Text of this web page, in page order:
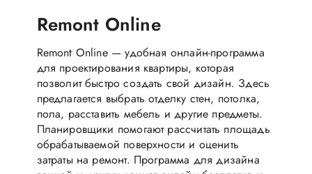
Remont Online
Remont Online — удобная онлайн-программа
для проектирования квартиры, которая
позволит быстро создать свой дизайн. Здесь
предлагается выбрать отделку стен, потолка,
пола, расставить мебель и другие предметы.
Планировщики помогают рассчитать площадь
обрабатываемой поверхности и оценить
затраты на ремонт. Программа для дизайна